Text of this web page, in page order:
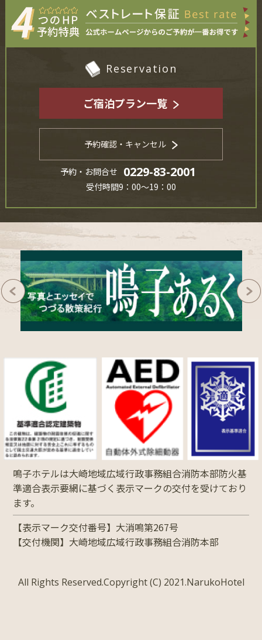
Reservation
ご宿泊プラン一覧
予約確認・キャンセル
予約・お問合せ 0229-83-2001
受付時間9：00～19：00
鳴子ホテルは大崎地域広域行政事務組合消防本部防火基
準適合表示要網に基づく表示マークの交付を受けており
ます。
【表示マーク交付番号】大消鳴第267号
【交付機関】大崎地域広域行政事務組合消防本部
All Rights Reserved.Copyright (C) 2021.NarukoHotel